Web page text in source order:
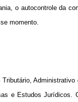
o autocontrole da
momento.
e Estudos Jurídicos.